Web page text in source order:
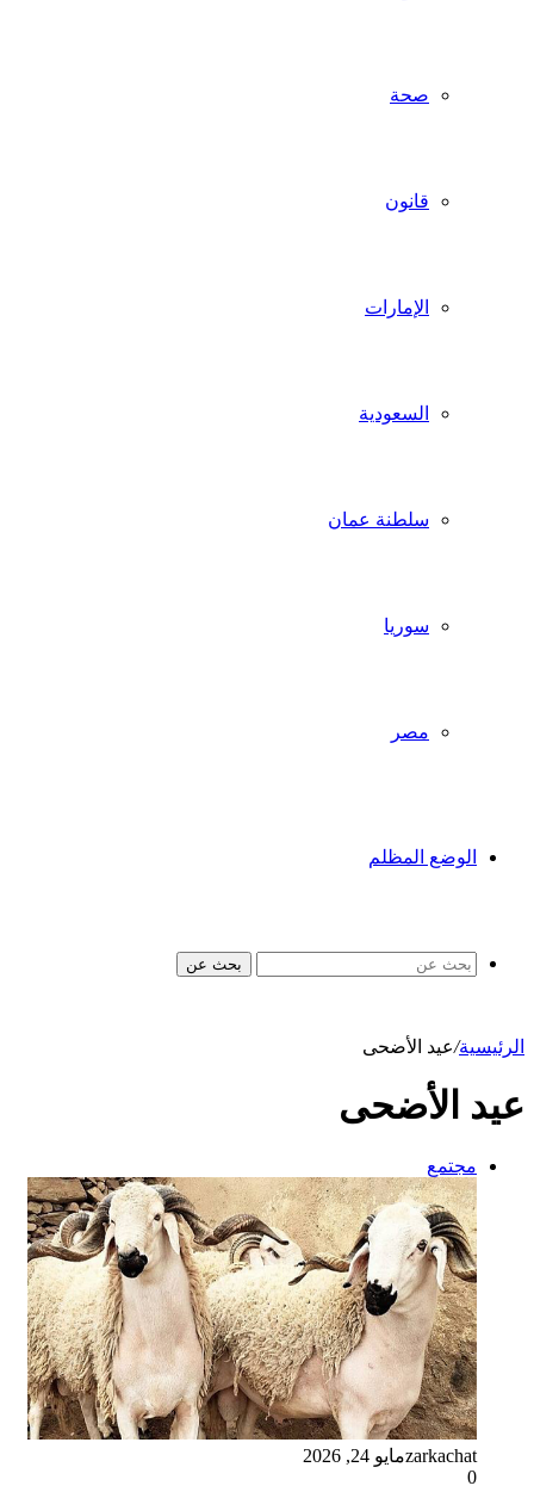
صحة
قانون
الإمارات
السعودية
سلطنة عمان
سوريا
مصر
الوضع المظلم
بحث عن
الرئيسية/عيد الأضحى
عيد الأضحى
مجتمع
zarkachatمايو 24, 2026
0